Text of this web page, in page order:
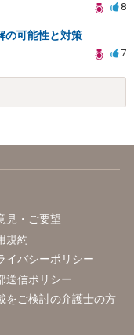
8
の可能性と対策
7
見・ご要望
規約
イバシーポリシー
送信ポリシー
をご検討の弁護士の方